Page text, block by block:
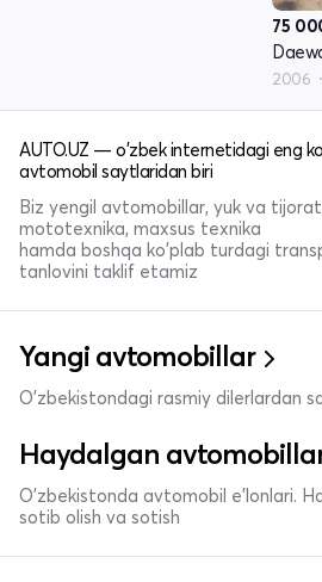
75
2006
AUTO.UZ — o'zbek internetidagi eng
avtomobil saytlaridan biri
Biz yengil avtomobillar, yuk va
mototexnika, maxsus texnika
hamda boshqa ko'plab turdagi
tanlovini taklif etamiz
Yangi avtomobillar
O'zbekistondagi rasmiy dilerlardan
Haydalgan
O'zbekistonda avtomobil e’lonlari.
sotib olish va sotish